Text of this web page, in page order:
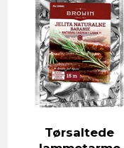
Tørsaltede